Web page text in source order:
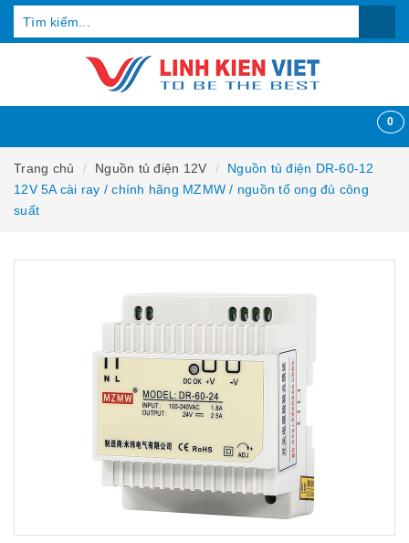
0
Trang chủ Nguồn tủ điện 12V
Nguồn tủ điện DR-60-12
12V 5A cài ray / chính hãng MZMW / nguồn tổ ong đủ công
suất